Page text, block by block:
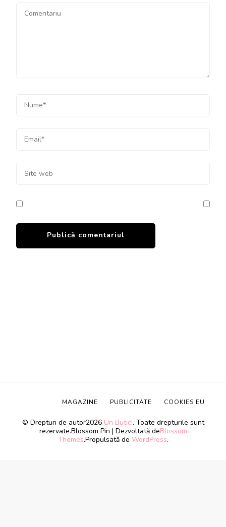
© Drepturi de autor2026 Un Butic!. Toate drepturile sunt
rezervate.Blossom Pin | Dezvoltată deBlossom
Themes.Propulsată de WordPress.
MAGAZINE PUBLICITATE COOKIES EU